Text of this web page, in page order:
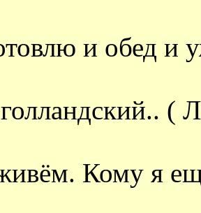
и обед и
(
Кому я